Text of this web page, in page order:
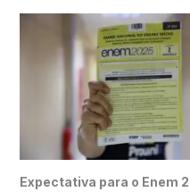
Expectativa para o Enem